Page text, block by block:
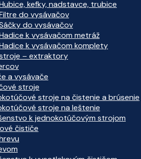
kefky, nadstavce, trubice
do vysávačov
do vysávačov
k vysávačom metráž
k vysávačom komplety
– extraktory
a vysávače
stroje
stroje na čistenie a brúsenie
stroje na leštenie
k jednokotúčovým strojom
čističe